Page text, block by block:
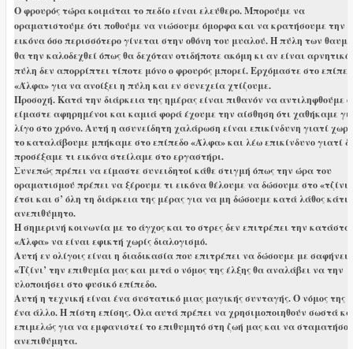
Ο φρουρός τώρα κοιμάται το πεδίο είναι ελεύθερο. Μπορούμε να
οραματιστούμε ότι ποθούμε να νιώσουμε όμορφα και να κρατήσουμε την
εικόνα όσο περισσότερο γίνεται στην οθόνη του μυαλού. Η πύλη των
θα την καλοδεχθεί όπως θα δεχόταν οτιδήποτε ακόμη κι αν είναι
πύλη δεν απορρίπτει τίποτε μόνο ο φρουρός μπορεί. Ερχόμαστε στο
«Άλφα» για να ανοίξει η πύλη και εν συνεχεία χτίζουμε.
Προσοχή. Κατά την διάρκεια της ημέρας είναι πιθανόν να αντιληφθούμε
είμαστε αφηρημένοι και καμιά φορά έχουμε την αίσθηση ότι χαθήκαμε
λίγο στο χρόνο. Αυτή η ασυνείδητη χαλάρωση είναι επικίνδυνη γιατί
το καταλάβουμε μπήκαμε στο επίπεδο «Άλφα» και λέω επικίνδυνο γιατί
προσέξαμε τι εικόνα στείλαμε στο εργαστήρι.
Συνεπώς πρέπει να είμαστε συνειδητοί κάθε στιγμή όπως την ώρα του
οραματισμού πρέπει να ξέρουμε τι εικόνα θέλουμε να δώσουμε στο «τζίνι»
έτσι και σ’ όλη τη διάρκεια της μέρας για να μη δώσουμε κατά λάθος κάτι
ανεπιθύμητο.
Η σημερινή κοινωνία με το άγχος και το στρες δεν επιτρέπει την
«Άλφα» να είναι εφικτή χωρίς διαλογισμό.
Αυτή εν ολίγοις είναι η διαδικασία που επιτρέπει να δώσουμε με
«Τζίνι’ την επιθυμία μας και μετά ο νόμος της έλξης θα αναλάβει να την
υλοποιήσει στο φυσικό επίπεδο.
Αυτή η τεχνική είναι ένα συστατικό μιας μαγικής συνταγής. Ο νόμος της
ένα άλλο. Η πίστη επίσης. Όλα αυτά πρέπει να χρησιμοποιηθούν σωστά
επιμελώς για να εμφανιστεί το επιθυμητό στη ζωή μας και να
ανεπιθύμητα.